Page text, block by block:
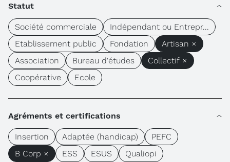
Statut
Société commerciale
Indépendant ou Entrepr...
Etablissement public
Fondation
Artisan ×
Association
Bureau d'études
Collectif ×
Coopérative
Ecole
Agréments et certifications
Insertion Adaptée (handicap)
PEFC
B Corp ×
ESS ESUS Qualiopi